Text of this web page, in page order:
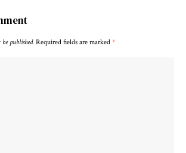
published. Required fields are marked *